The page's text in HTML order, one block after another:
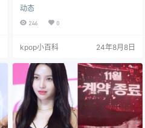
注。如果全昭妍不与CUBE娱乐续
约，(G)I-DLE可能暂时以四人形式
活动。 根据7日的报道，全昭妍正在
HYBE旗下的KOZ娱乐。全昭妍在3
通过改编歌词透露了自己合约即将
到期的消息。 尽管全昭妍的合约问
题早已在音乐界流传，但她在演唱
会上公开提及此事还是引起了…
动态
246 0
kpop小百科 24年8月8日